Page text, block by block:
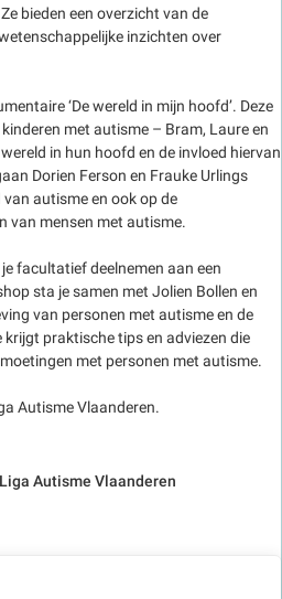
bieden een overzicht van de
inzichten over
‘De wereld in mijn hoofd’. Deze
met autisme – Bram, Laure en
in hun hoofd en de invloed hiervan
Dorien Ferson en Frauke Urlings
autisme en ook op de
van mensen met autisme.
facultatief deelnemen aan een
sta je samen met Jolien Bollen en
van personen met autisme en de
praktische tips en adviezen die
met personen met autisme.
Autisme Vlaanderen.
Autisme Vlaanderen